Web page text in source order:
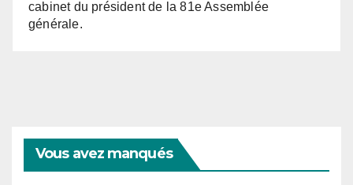
cabinet du président de la 81e Assemblée
générale.
Vous avez manqués